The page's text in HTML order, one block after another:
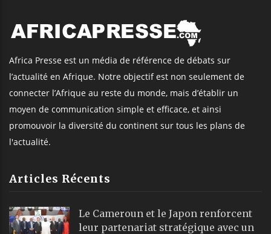
Africa Presse est un média de référence de débats sur
l’actualité en Afrique. Notre objectif est non seulement de
connecter l’Afrique au reste du monde, mais d’établir un
moyen de communication simple et efficace, et ainsi
promouvoir la diversité du continent sur tous les plans de
l'actualité.
Articles Récents
Le Cameroun et le Japon renforcent
leur partenariat stratégique avec un